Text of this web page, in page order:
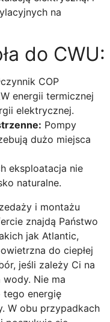
na
do CWU:
COP
energii termicznej
elektrycznej.
Pompy
dużo miejsca
eksploatacja nie
naturalne.
i montażu
znajdą Państwo
jak Atlantic,
do ciepłej
jeśli zależy Ci na
Nie ma
tego energię
W obu przypadkach